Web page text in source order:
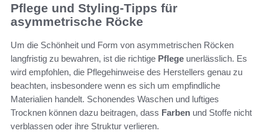
Pflege und Styling-Tipps für
asymmetrische Röcke
Um die Schönheit und Form von asymmetrischen Röcken
langfristig zu bewahren, ist die richtige Pflege unerlässlich. Es
wird empfohlen, die Pflegehinweise des Herstellers genau zu
beachten, insbesondere wenn es sich um empfindliche
Materialien handelt. Schonendes Waschen und luftiges
Trocknen können dazu beitragen, dass Farben und Stoffe nicht
verblassen oder ihre Struktur verlieren.